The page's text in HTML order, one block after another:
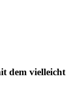
dem vielleicht